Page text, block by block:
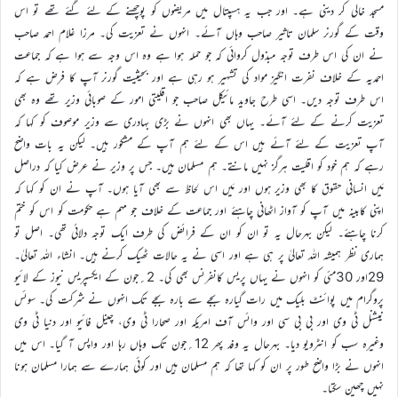
مسجد خالی کر دینی ہے۔ اور جب یہ ہسپتال میں مریضوں کو پوچھنے کے لئے گئے تھے تو اس
وقت کے گورنر سلمان تاثیر صاحب وہاں آئے۔ انہوں نے تعزیت کی۔ مرزا غلام احمد صاحب
نے ان کی اس طرف توجہ مبذول کروائی کہ جو حملہ ہوا ہے وہ اس وجہ سے ہوا ہے کہ جماعت
احمدیہ کے خلاف نفرت انگیز مواد کی تشہیر ہو رہی ہے اور بحیثیت گورنر آپ کا فرض ہے کہ
اس طرف توجہ دیں۔ اسی طرح جاوید مائیکل صاحب جو اقلیتی امور کے صوبائی وزیر تھے وہ بھی
تعزیت کرنے کے لئے آئے۔ یہاں بھی انہوں نے بڑی بہادری سے وزیر موصوف کو کہا کہ
آپ تعزیت کے لئے آئے ہیں اس کے لئے ہم آپ کے مشکور ہیں۔ لیکن یہ بات واضح
رہے کہ ہم خود کو اقلیت ہرگز نہیں مانتے۔ ہم مسلمان ہیں۔ جس پر وزیر نے عرض کیا کہ دراصل
مَیں انسانی حقوق کا بھی وزیر ہوں اور مَیں اس لحاظ سے بھی آیا ہوں۔ آپ نے ان کو کہا کہ
اپنی کابینہ میں آپ کو آواز اٹھانی چاہئے اور جماعت کے خلاف جو مہم ہے حکومت کو اس کو ختم
کرنا چاہئے۔ لیکن بہرحال یہ تو ان کو ان کے فرائض کی طرف ایک توجہ دلائی تھی۔ اصل تو
ہماری نظر ہمیشہ اللہ تعالیٰ پر ہی ہے اور اسی نے یہ حالات ٹھیک کرنے ہیں۔ انشاء اللہ تعالیٰ۔
29اور 30مئی کو انہوں نے یہاں پریس کانفرنس بھی کی۔ 2؍جون کے ایکسپریس نیوز کے لائیو
پروگرام میں پوائنٹ بلیک میں رات گیارہ بجے سے بارہ بجے تک انہوں نے شرکت کی۔ سوئس
نیشنل ٹی وی اور بی بی سی اور وائس آف امریکہ اور صحارا ٹی وی، چینل فائیو اور دنیا ٹی وی
وغیرہ سب کو انٹرویو دیا۔ بہرحال یہ وفد پھر 12؍جون تک وہاں رہا اور واپس آ گیا۔ اس میں
انہوں نے بڑا واضح طور پر ان کو کہا تھا کہ ہم مسلمان ہیں اور کوئی ہمارے سے ہمارا مسلمان ہونا
نہیں چھین سکتا۔